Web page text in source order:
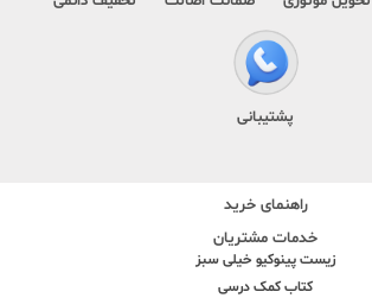
پشتیبانی
راهنمای خرید
خدمات مشتریان
زیست پینوکیو خیلی سبز
کتاب کمک درسی